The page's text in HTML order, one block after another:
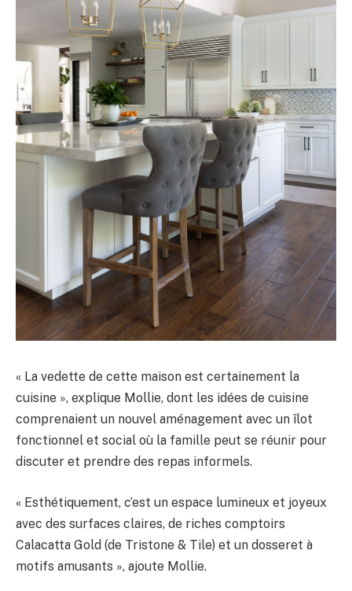
« La vedette de cette maison est certainement la
cuisine », explique Mollie, dont les idées de cuisine
comprenaient un nouvel aménagement avec un îlot
fonctionnel et social où la famille peut se réunir pour
discuter et prendre des repas informels.
« Esthétiquement, c’est un espace lumineux et joyeux
avec des surfaces claires, de riches comptoirs
Calacatta Gold (de Tristone & Tile) et un dosseret à
motifs amusants », ajoute Mollie.